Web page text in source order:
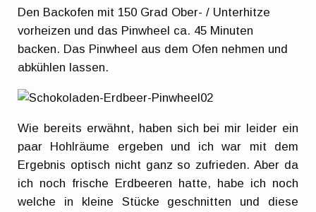
Den Backofen mit 150 Grad Ober- / Unterhitze
vorheizen und das Pinwheel ca. 45 Minuten
backen. Das Pinwheel aus dem Ofen nehmen und
abkühlen lassen.
Wie bereits erwähnt, haben sich bei mir leider ein
paar Hohlräume ergeben und ich war mit dem
Ergebnis optisch nicht ganz so zufrieden. Aber da
ich noch frische Erdbeeren hatte, habe ich noch
welche in kleine Stücke geschnitten und diese